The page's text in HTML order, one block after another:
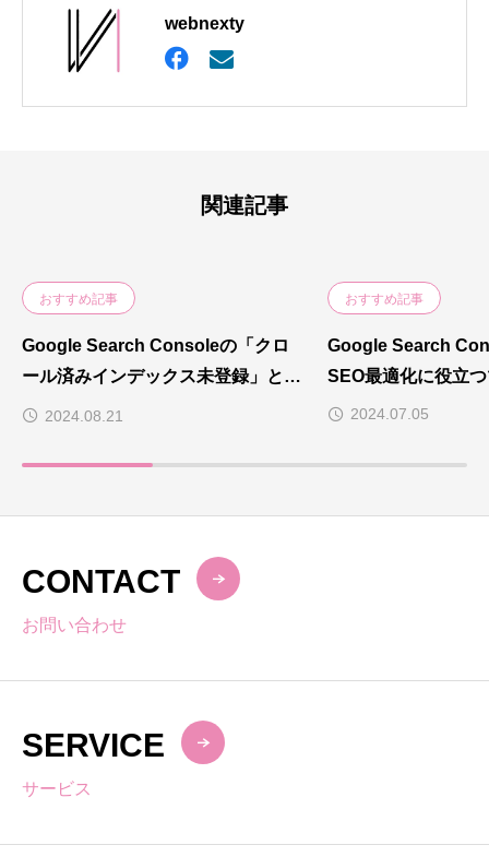
webnexty
関連記事
おすすめ記事
Google Search Consoleの「クロ
ール済みインデックス未登録」と
は？2024.08.21
おすすめ記事
Google Search
SEO最適化に役立
2024.07.05
CONTACT
お問い合わせ
SERVICE
サービス